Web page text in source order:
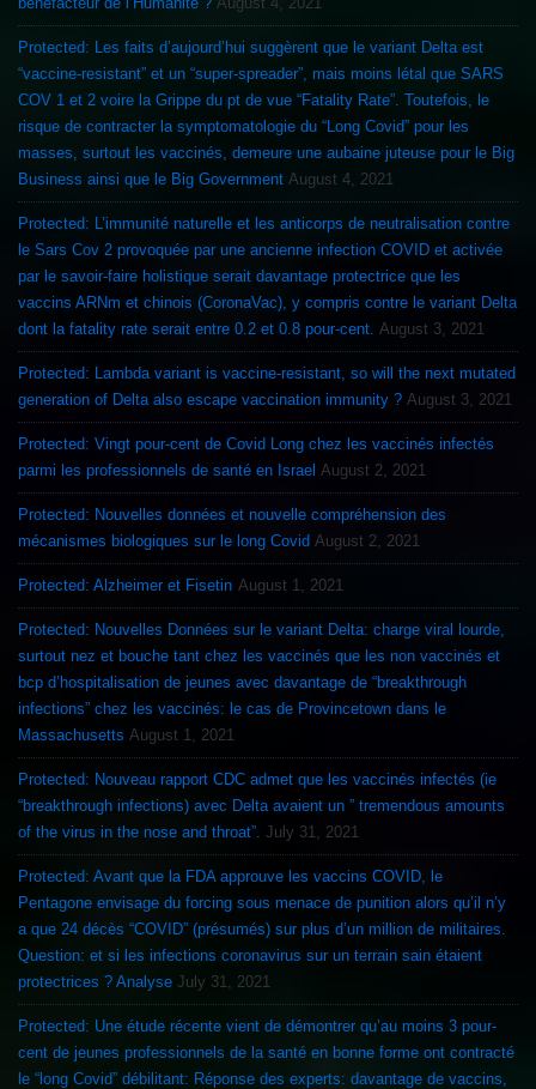
Protected: Les faits d’aujourd’hui suggèrent que le variant Delta est
“vaccine-resistant” et un “super-spreader”, mais moins létal que SARS
COV 1 et 2 voire la Grippe du pt de vue “Fatality Rate”. Toutefois, le
risque de contracter la symptomatologie du “Long Covid” pour les
masses, surtout les vaccinés, demeure une aubaine juteuse pour le Big
Business ainsi que le Big Government August 4, 2021
Protected: L’immunité naturelle et les anticorps de neutralisation contre
le Sars Cov 2 provoquée par une ancienne infection COVID et activée
par le savoir-faire holistique serait davantage protectrice que les
vaccins ARNm et chinois (CoronaVac), y compris contre le variant Delta
dont la fatality rate serait entre 0.2 et 0.8 pour-cent. August 3, 2021
Protected: Lambda variant is vaccine-resistant, so will the next mutated
generation of Delta also escape vaccination immunity ? August 3, 2021
Protected: Vingt pour-cent de Covid Long chez les vaccinés infectés
parmi les professionnels de santé en Israel August 2, 2021
Protected: Nouvelles données et nouvelle compréhension des
mécanismes biologiques sur le long Covid August 2, 2021
Protected: Alzheimer et Fisetin August 1, 2021
Protected: Nouvelles Données sur le variant Delta: charge viral lourde,
surtout nez et bouche tant chez les vaccinés que les non vaccinés et
bcp d’hospitalisation de jeunes avec davantage de “breakthrough
infections” chez les vaccinés: le cas de Provincetown dans le
Massachusetts August 1, 2021
Protected: Nouveau rapport CDC admet que les vaccinés infectés (ie
“breakthrough infections) avec Delta avaient un ” tremendous amounts
of the virus in the nose and throat”. July 31, 2021
Protected: Avant que la FDA approuve les vaccins COVID, le
Pentagone envisage du forcing sous menace de punition alors qu’il n’y
a que 24 décès “COVID” (présumés) sur plus d’un million de militaires.
Question: et si les infections coronavirus sur un terrain sain étaient
protectrices ? Analyse July 31, 2021
Protected: Une étude récente vient de démontrer qu’au moins 3 pour-
cent de jeunes professionnels de la santé en bonne forme ont contracté
le “long Covid” débilitant: Réponse des experts: davantage de vaccins,